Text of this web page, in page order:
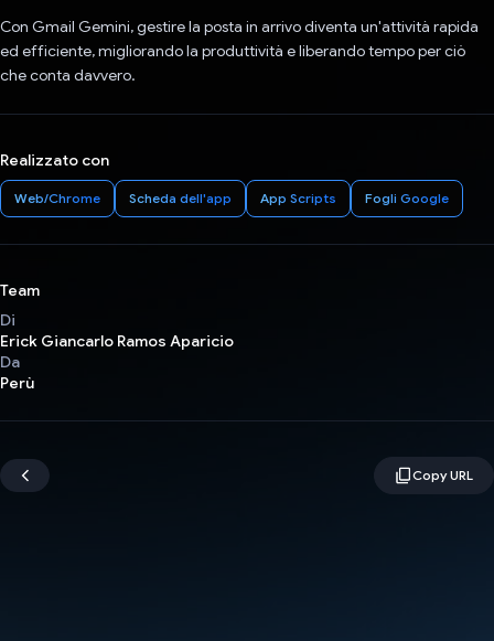
Con Gmail Gemini, gestire la posta in arrivo diventa un'attività rapida
ed efficiente, migliorando la produttività e liberando tempo per ciò
che conta davvero.
Realizzato con
Web/Chrome Scheda dell'app App Scripts Fogli Google
Team
Di
Erick Giancarlo Ramos Aparicio
Da
Perù